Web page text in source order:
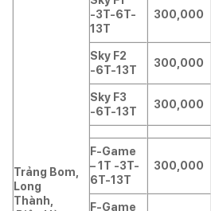
Trảng Bom,
Long
Thành,
-3T-6T-
13T
300,000
Sky F2
-6T-13T
300,000
Sky F3
-6T-13T
300,000
F-Game
– 1T -3T-
6T-13T
300,000
F-Game